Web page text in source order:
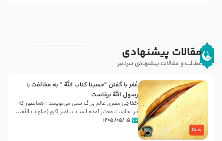
مقالات پیشنهادی
مطالب و مقالات پیشنهادی سردبیر
خلفا
عُمَر با گفتن “حسبنا كتاب اللّه ” به مخالفت با
رسول اللّه برخاست
خفاجی مصری عالم بزرگ سنی می‌نویسد : همانطور که
در احادیث معتبر آمده است، پیامبر اکرم (صلوات اللّه...
۱۵ /۰۵/ ۱۴۰۵